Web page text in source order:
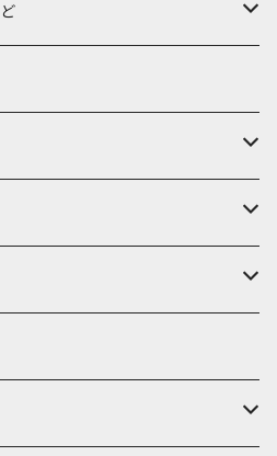
カバー
・ポットマット
ナー